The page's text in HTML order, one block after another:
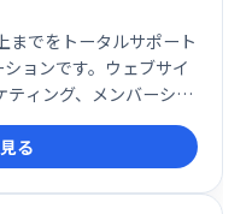
までをトータルサポート
ョンです。ウェブサイ
ティング、メンバーシッ
理、業務自動化など、
煩雑な作業を効率化
集客や売上向上でお悩
をご検討ください。
る